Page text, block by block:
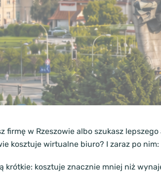
firmę w Rzeszowie albo szukasz
kosztuje wirtualne biuro? I zaraz po
krótkie: kosztuje znacznie mniej niż